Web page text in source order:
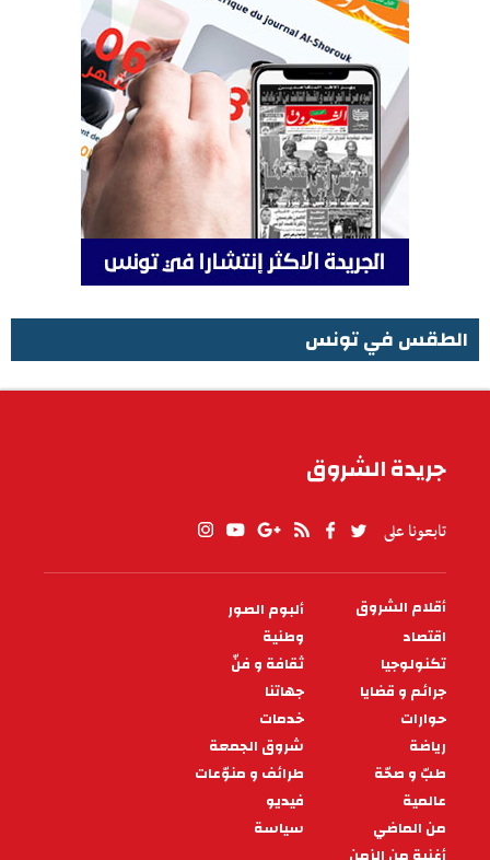
الطقس في تونس
جريدة الشروق
تابعونا على
PIED
DE
PAGE
أقلام الشروق
ألبوم الصور
اقتصاد
وطنية
تكنولوجيا
ثقافة و فنّ
جرائم و قضايا
جهاتنا
حوارات
خدمات
رياضة
شروق الجمعة
طبّ و صحّة
طرائف و منوّعات
عالمية
فيديو
من الماضي
سياسة